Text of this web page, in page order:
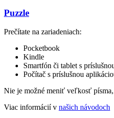
Puzzle
Prečítate na zariadeniach:
Pocketbook
Kindle
Smartfón či tablet s
Počítač s príslušnou
Nie je možné meniť veľkosť
Viac informácií v našich návodoch